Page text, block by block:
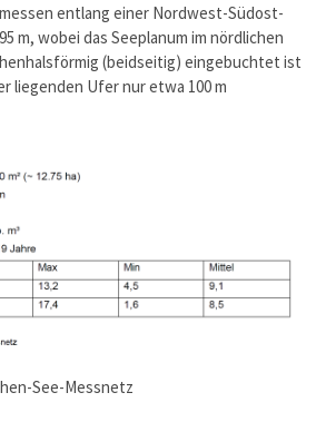
entlang einer Nordwest-Südost-
m, wobei das Seeplanum im nördlichen
(beidseitig) eingebuchtet ist
liegenden Ufer nur etwa 100 m
See-Messnetz